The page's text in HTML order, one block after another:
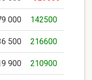
000 142500
500 216600
900 210900